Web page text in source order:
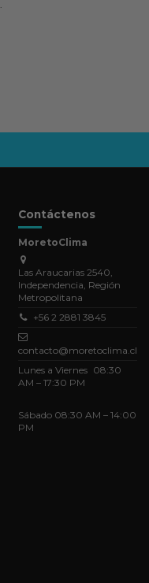
Contáctenos
MoretoClima
Las Araucarias 2540,
Independencia, Región
Metropolitana
+56 2 2881 3845
contacto@moretoclima.cl
Lunes a Viernes 08:30
AM – 17:30 PM
Sábado 08:30 AM – 14:00
PM